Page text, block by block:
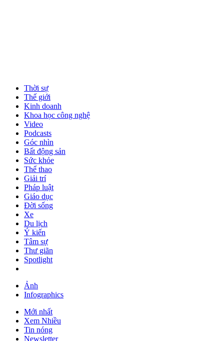
Thời sự
Thế giới
Kinh doanh
Khoa học công nghệ
Video
Podcasts
Góc nhìn
Bất động sản
Sức khỏe
Thể thao
Giải trí
Pháp luật
Giáo dục
Đời sống
Xe
Du lịch
Ý kiến
Tâm sự
Thư giãn
Spotlight
Ảnh
Infographics
Mới nhất
Xem Nhiều
Tin nóng
Newsletter